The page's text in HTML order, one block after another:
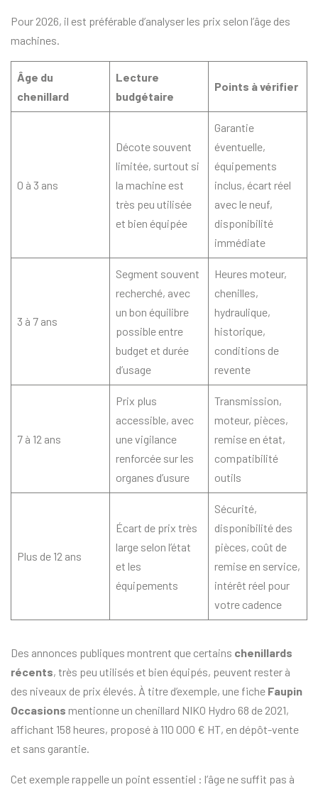
Pour 2026, il est préférable d’analyser les prix selon l’âge des
machines.
Âge du
chenillard
Lecture
budgétaire
Points à vérifier
0 à 3 ans
Décote souvent
limitée, surtout si
la machine est
très peu utilisée
et bien équipée
Garantie
éventuelle,
équipements
inclus, écart réel
avec le neuf,
disponibilité
immédiate
3 à 7 ans
Segment souvent
recherché, avec
un bon équilibre
possible entre
budget et durée
d’usage
Heures moteur,
chenilles,
hydraulique,
historique,
conditions de
revente
7 à 12 ans
Prix plus
accessible, avec
une vigilance
renforcée sur les
organes d’usure
Transmission,
moteur, pièces,
remise en état,
compatibilité
outils
Plus de 12 ans
Écart de prix très
large selon l’état
et les
équipements
Sécurité,
disponibilité des
pièces, coût de
remise en service,
intérêt réel pour
votre cadence
Des annonces publiques montrent que certains chenillards
récents, très peu utilisés et bien équipés, peuvent rester à
des niveaux de prix élevés. À titre d’exemple, une fiche Faupin
Occasions mentionne un chenillard NIKO Hydro 68 de 2021,
affichant 158 heures, proposé à 110 000 € HT, en dépôt-vente
et sans garantie.
Cet exemple rappelle un point essentiel : l’âge ne suffit pas à